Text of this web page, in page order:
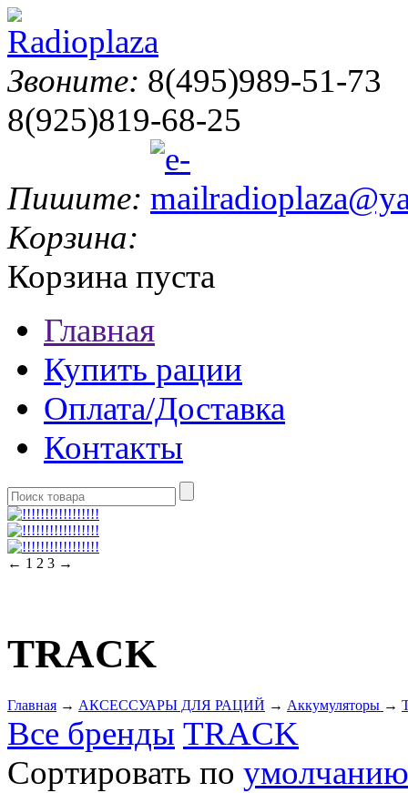
Звоните: 8(495)989-51-73
8(925)819-68-25
Пишите:
Корзина:
Корзина пуста
Главная
Купить рации
Оплата/Доставка
Контакты
← 1 2 3 →
TRACK
Главная → АКСЕССУАРЫ ДЛЯ РАЦИЙ → Аккумуляторы →
Все бренды TRACK
Сортировать по умолчанию